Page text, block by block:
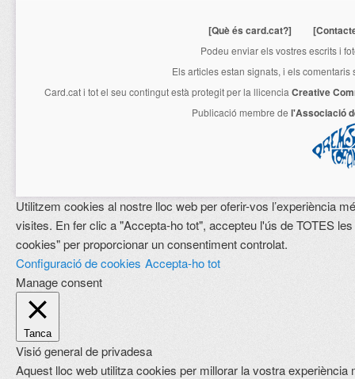
[Què és card.cat?]
Podeu enviar els vostres escrits i
Els articles estan signats, i els
Card.cati tot el seu contingut està protegit per la llicenciaCreative
Publicació membre de l'Associació
Utilitzem cookies al nostre lloc web per oferir-vos l’experiència
visites. En fer clic a "Accepta-ho tot", accepteu l'ús de TOTES
cookies" per proporcionar un consentiment controlat.
Configuració de cookies Accepta-ho tot
Manage consent
Tanca
Visió general de privadesa
Aquest lloc web utilitza cookies per millorar la vostra